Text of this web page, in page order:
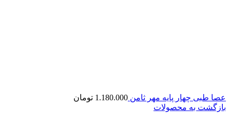
عصا طبی چهار پایه مهر ثامن 1.180.000 تومان
بازگشت به محصولات